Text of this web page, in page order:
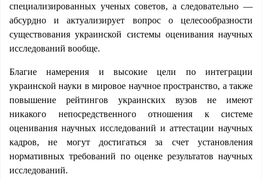
специализированных ученых советов, а следовательно —
абсурдно и актуализирует вопрос о целесообразности
существования украинской системы оценивания научных
исследований вообще.
Благие намерения и высокие цели по интеграции
украинской науки в мировое научное пространство, а также
повышение рейтингов украинских вузов не имеют
никакого непосредственного отношения к системе
оценивания научных исследований и аттестации научных
кадров, не могут достигаться за счет установления
нормативных требований по оценке результатов научных
исследований.